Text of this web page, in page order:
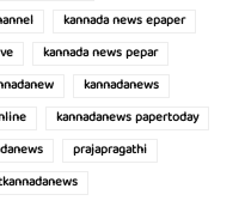
kannada news epaper
kannada news pepar
kannadanews
kannadanews papertoday
prajapragathi